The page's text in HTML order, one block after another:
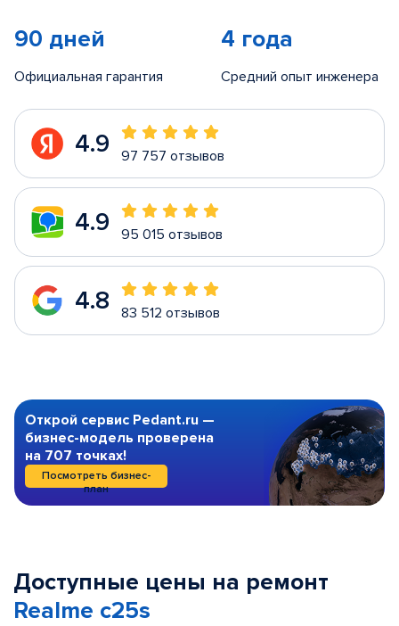
90 дней
Официальная гарантия
4 года
Средний опыт инженера
4.9 97 757 отзывов
4.9 95 015 отзывов
4.8 83 512 отзывов
Открой сервис Pedant.ru —
бизнес-модель проверена
на 707 точках!
Посмотреть бизнес-
план
Доступные цены на ремонт
Realme c25s